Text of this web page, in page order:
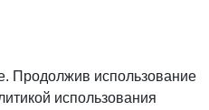
Продолжив использование
использования